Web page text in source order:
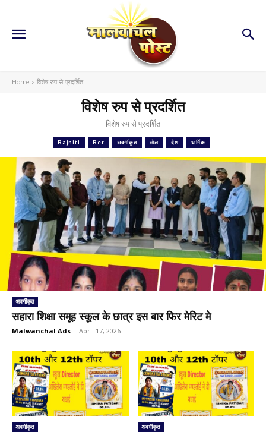
Home विशेष रुप से प्रदर्शित
विशेष रुप से प्रदर्शित
विशेष रुप से प्रदर्शित
Rajniti Rer अवर्गीकृत खेल देश धार्मिक
अवर्गीकृत
सहारा शिक्षा समूह स्कूल के छात्र इस बार फिर मेरिट मे
Malwanchal Ads - April 17, 2026
अवर्गीकृत अवर्गीकृत